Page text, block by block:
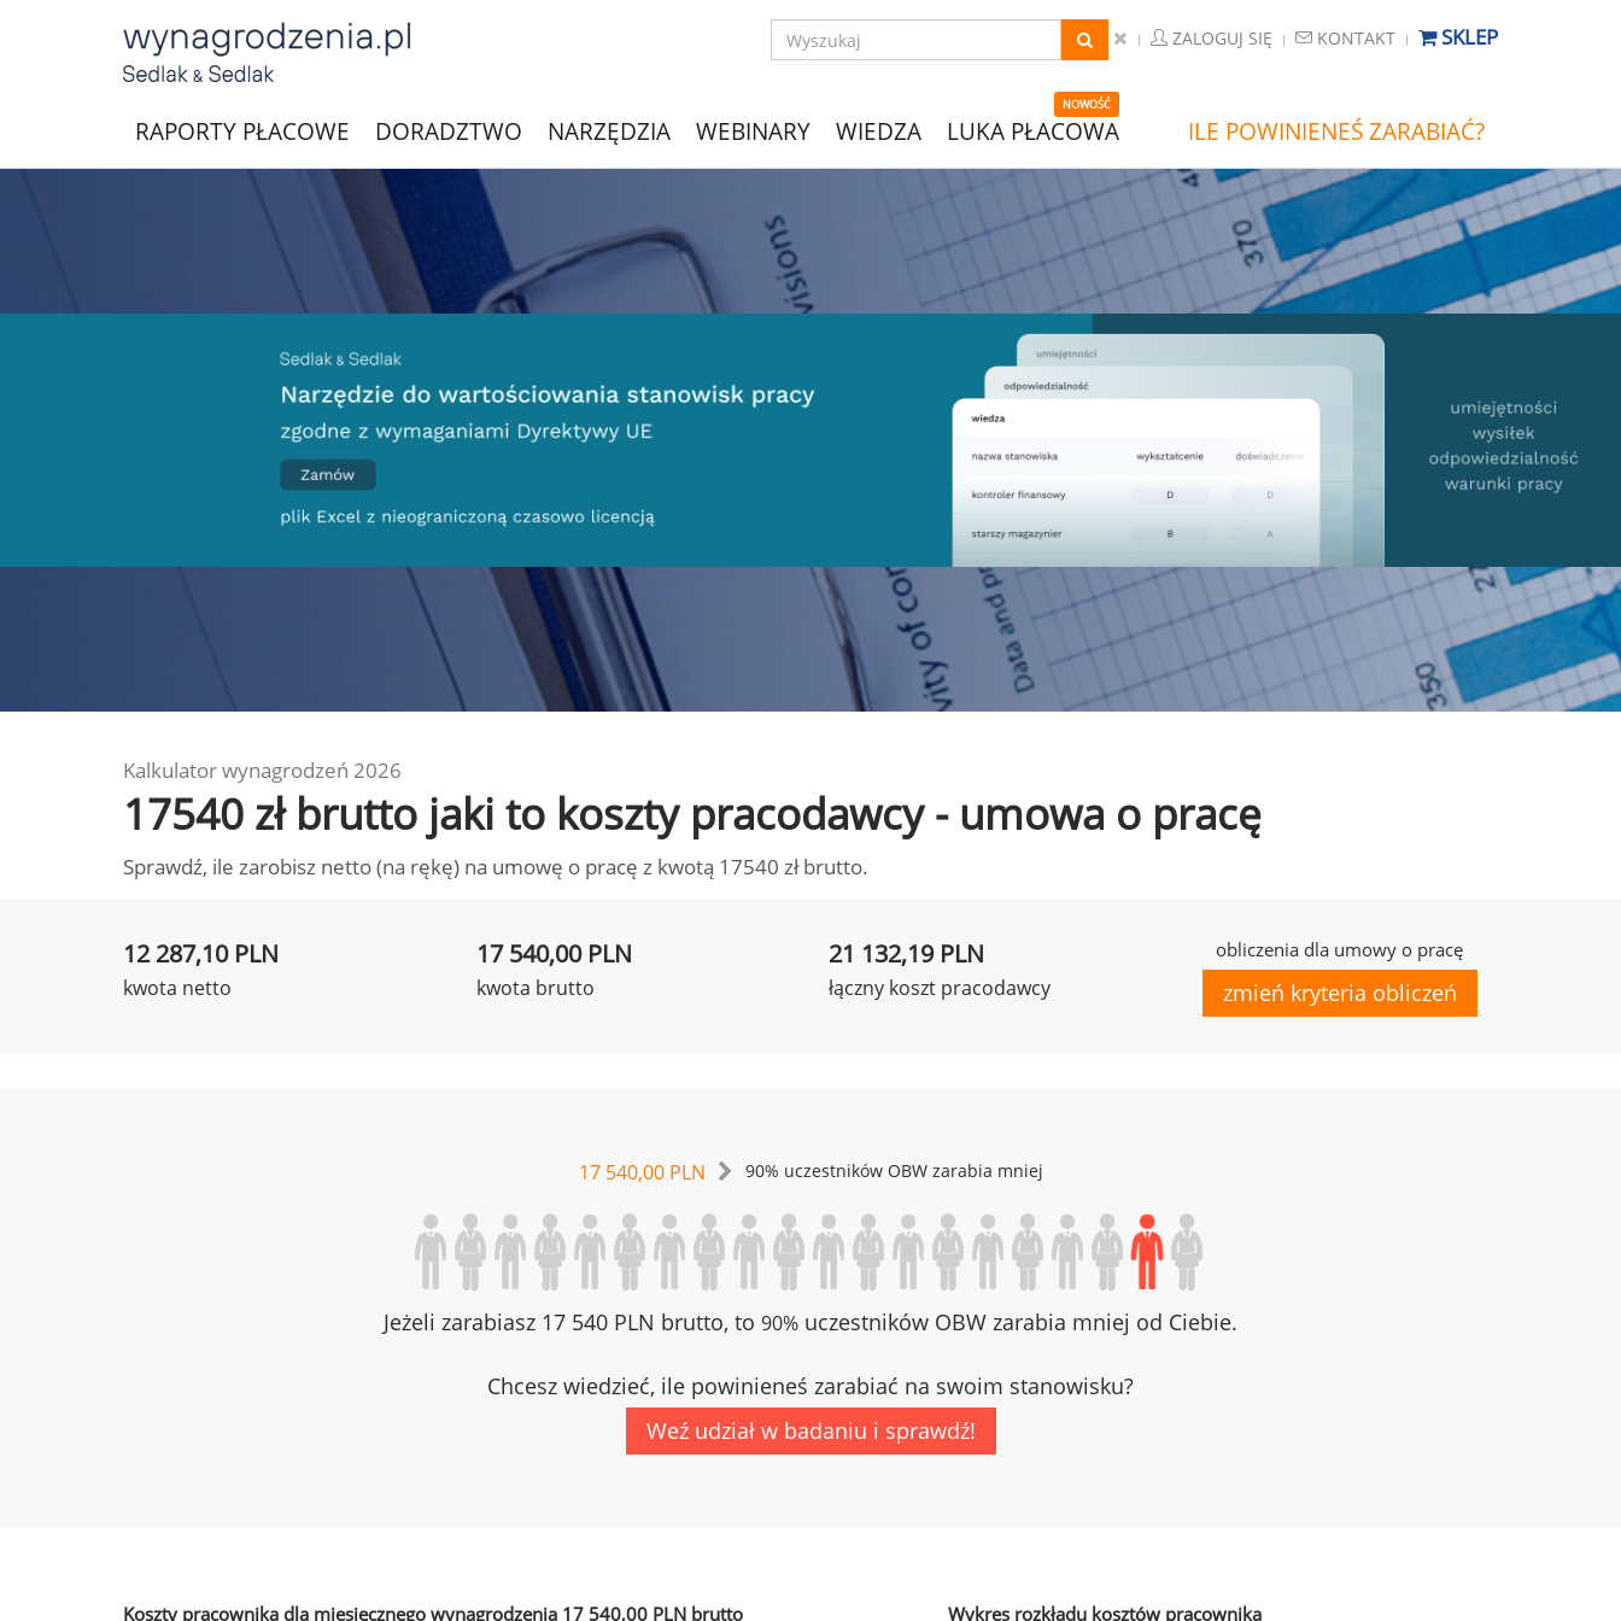
ZALOGUJ SIĘ KONTAKT SKLEP
RAPORTY PŁACOWE DORADZTWO NARZĘDZIA WEBINARY WIEDZA
NOWOŚĆ
LUKA PŁACOWA ILE POWINIENEŚ ZARABIAĆ?
Kalkulator wynagrodzeń 2026
17540 zł brutto jaki to koszty pracodawcy - umowa o pracę
Sprawdź, ile zarobisz netto (na rękę) na umowę o pracę z kwotą 17540 zł brutto.
12 287,10 PLN
kwota netto
17 540,00 PLN
kwota brutto
21 132,19 PLN
łączny koszt pracodawcy
obliczenia dla umowy o pracę
zmień kryteria obliczeń
17 540,00 PLN 90% uczestników OBW zarabia mniej
Jeżeli zarabiasz 17 540 PLN brutto, to 90% uczestników OBW zarabia mniej od Ciebie.
Chcesz wiedzieć, ile powinieneś zarabiać na swoim stanowisku?
Weź udział w badaniu i sprawdź!
Koszty pracownika dla miesięcznego wynagrodzenia 17 540,00 PLN brutto Wykres rozkładu kosztów pracownika